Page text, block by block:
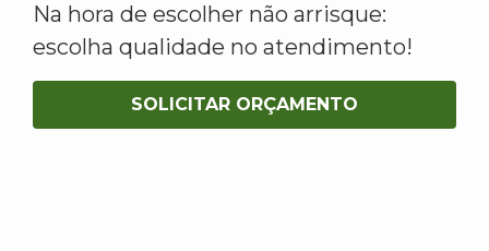
Na hora de escolher não arrisque:
escolha qualidade no atendimento!
SOLICITAR ORÇAMENTO